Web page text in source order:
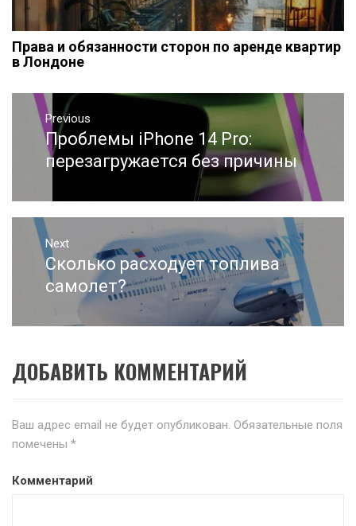
Права и обязанности сторон по аренде квартир
в Лондоне
Навигация
записям
Previous
Previous
post:
Проблемы iPhone 14 Pro:
перезагружается без причины
Next
Next
post:
Сколько расходует топлива
самолет?
ДОБАВИТЬ КОММЕНТАРИЙ
Ваш адрес email не будет опубликован. Обязательные поля
помечены *
Комментарий